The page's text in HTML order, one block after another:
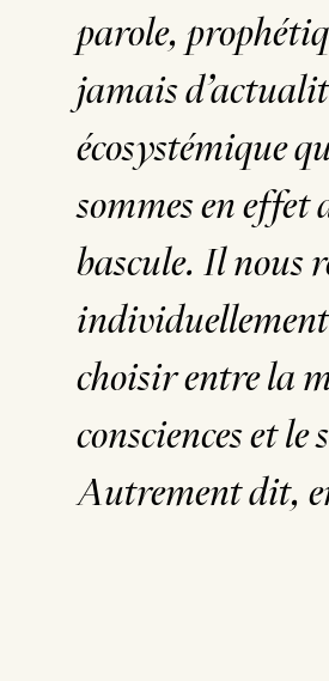
parole,
jamais
écosystémique
sommes en
bascule. Il nous
choisir entre la
consciences et le
Autrement dit,